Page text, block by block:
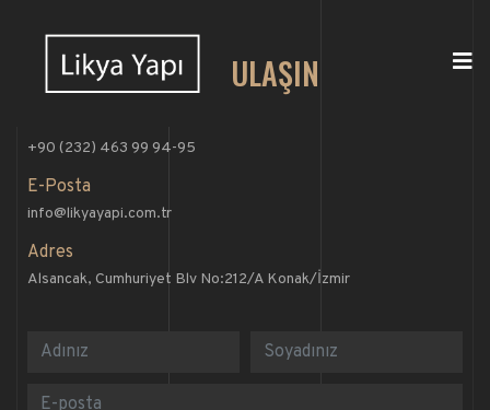
BİZE ULAŞIN
+90 (232) 463 99 94-95
E-Posta
info@likyayapi.com.tr
Adres
Alsancak, Cumhuriyet Blv No:212/A Konak/İzmir